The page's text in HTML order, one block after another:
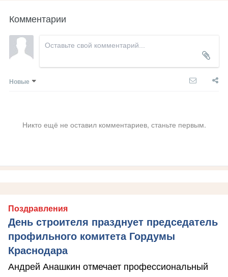
Комментарии
Новые
Никто ещё не оставил комментариев, станьте первым.
Поздравления
День строителя празднует председатель
профильного комитета Гордумы
Краснодара
Андрей Анашкин отмечает профессиональный